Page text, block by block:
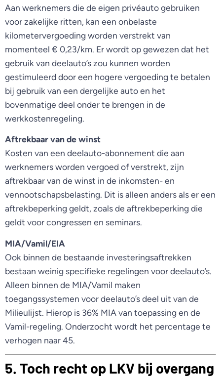
Aan werknemers die de eigen privéauto gebruiken
voor zakelijke ritten, kan een onbelaste
kilometervergoeding worden verstrekt van
momenteel € 0,23/km. Er wordt op gewezen dat het
gebruik van deelauto’s zou kunnen worden
gestimuleerd door een hogere vergoeding te betalen
bij gebruik van een dergelijke auto en het
bovenmatige deel onder te brengen in de
werkkostenregeling.
Aftrekbaar van de winst
Kosten van een deelauto-abonnement die aan
werknemers worden vergoed of verstrekt, zijn
aftrekbaar van de winst in de inkomsten- en
vennootschapsbelasting. Dit is alleen anders als er een
aftrekbeperking geldt, zoals de aftrekbeperking die
geldt voor congressen en seminars.
MIA/Vamil/EIA
Ook binnen de bestaande investeringsaftrekken
bestaan weinig specifieke regelingen voor deelauto’s.
Alleen binnen de MIA/Vamil maken
toegangssystemen voor deelauto’s deel uit van de
Milieulijst. Hierop is 36% MIA van toepassing en de
Vamil-regeling. Onderzocht wordt het percentage te
verhogen naar 45.
5. Toch recht op LKV bij overgang